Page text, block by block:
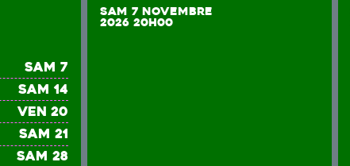
sam 7
sam 14
ven 20
sam 21
sam 28
SAM 7 NOVEMBRE
2026 20H00